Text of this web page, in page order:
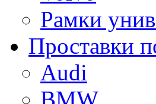
Рамки
Проставки
Audi
BMW